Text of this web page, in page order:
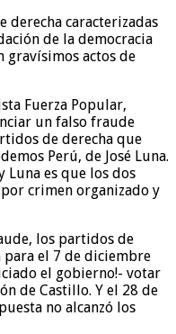
derecha caracterizadas
de la democracia
gravísimos actos de
Fuerza Popular,
un falso fraude
de derecha que
Perú, de José Luna.
Luna es que los dos
crimen organizado y
los partidos de
para el 7 de diciembre
el gobierno!- votar
de Castillo. Y el 28 de
no alcanzó los